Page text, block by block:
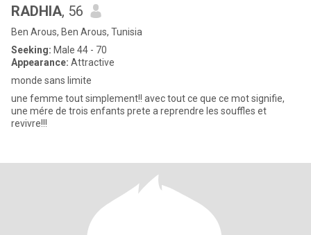
RADHIA, 56
Ben Arous, Ben Arous, Tunisia
Seeking: Male 44 - 70
Appearance: Attractive
monde sans limite
une femme tout simplement!! avec tout ce que ce mot signifie,
une mére de trois enfants prete a reprendre les souffles et
revivre!!!